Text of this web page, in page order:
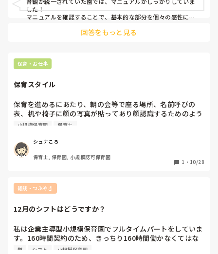
した！
マニュアルを確認することで、基本的な部分を個々の感性に左
（正直今の職場は、情報が曖昧すぎて不安だらけです😇💦）
です。
回答をもっと見る
保育・お仕事
保育スタイル
保育を進めるにあたり、朝の会等で座る場所、名前呼びの
表、机や椅子に顔の写真が貼ってあり顔認識するためのよう
なのですが…
顔の認識って写真でするものなのでしょうか…？？
ちなみに名前呼びの順番、手洗いの順番、移動する順番も決
まってます🥹💦法人のやり方なのですが、配慮のいる子もい
小規模保育園 保育士
シュナころ
保育士, 保育園, 小規模認可保育園
1 ・ 10/28
雑談・つぶやき
12月のシフトはどうですか？
私は企業主導型小規模保育園でフルタイムパートをしていま
す。160時間契約のため、きっちり160時間働かなくてはな
りません。12月は27日～31日休みな為、5日働いて1日休
鬱 シフト 小規模保育園